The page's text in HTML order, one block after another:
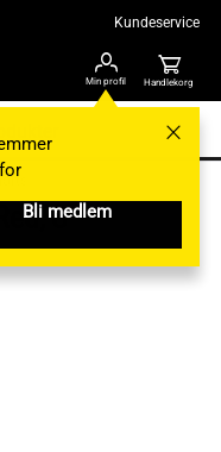
Kundeservice
Min profil
Bli medlem
Handlekorg
S